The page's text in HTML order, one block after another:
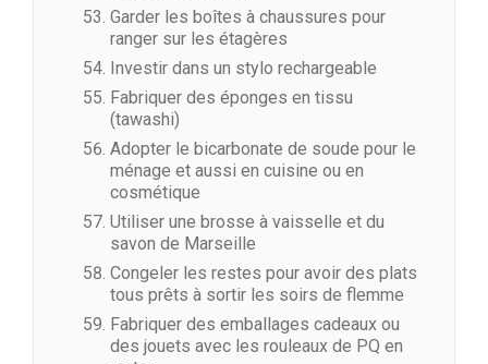
Garder les boîtes à chaussures pour
ranger sur les étagères
Investir dans un stylo rechargeable
Fabriquer des éponges en tissu
(tawashi)
Adopter le bicarbonate de soude pour le
ménage et aussi en cuisine ou en
cosmétique
Utiliser une brosse à vaisselle et du
savon de Marseille
Congeler les restes pour avoir des plats
tous prêts à sortir les soirs de flemme
Fabriquer des emballages cadeaux ou
des jouets avec les rouleaux de PQ en